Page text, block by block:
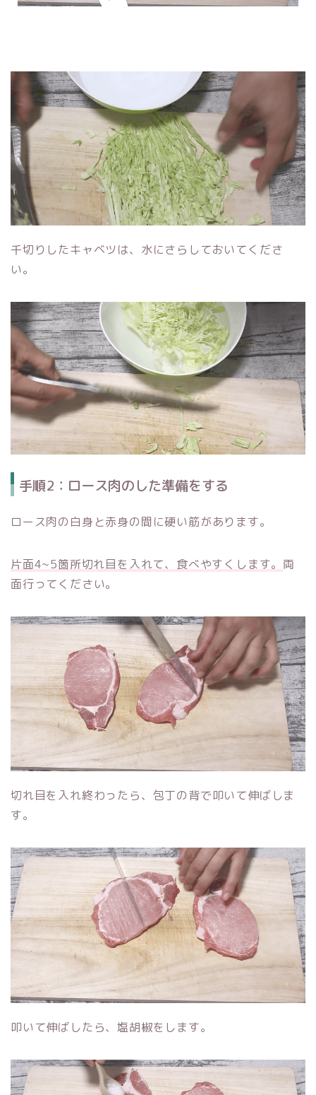
千切りしたキャベツは、水にさらしておいてくださ
い。
手順2：ロース肉のした準備をする
ロース肉の白身と赤身の間に硬い筋があります。
片面4~5箇所切れ目を入れて、食べやすくします。 両
面行ってください。
切れ目を入れ終わったら、包丁の背で叩いて伸ばしま
す。
叩いて伸ばしたら、塩胡椒をします。